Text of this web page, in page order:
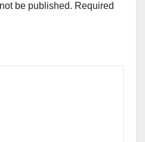
be published. Required